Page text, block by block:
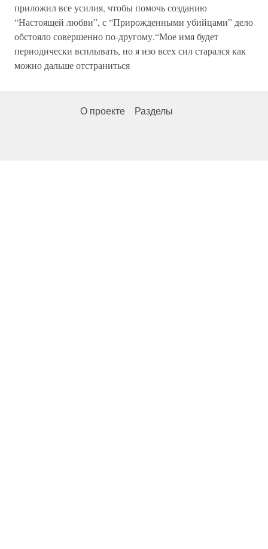
приложил все усилия, чтобы помочь созданию
“Настоящей любви”, с “Прирожденными убийцами” дело
обстояло совершенно по-другому.“Мое имя будет
периодически всплывать, но я изо всех сил старался как
можно дальше отстраниться
О проекте Разделы